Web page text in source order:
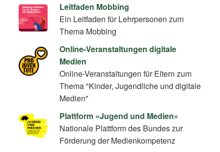
Leitfaden Mobbing
Ein Leitfaden für Lehrpersonen zum
Thema Mobbing
Online-Veranstaltungen digitale
Medien
Online-Veranstaltungen für Eltern zum
Thema "Kinder, Jugendliche und digitale
Medien"
Plattform «Jugend und Medien»
Nationale Plattform des Bundes zur
Förderung der Medienkompetenz